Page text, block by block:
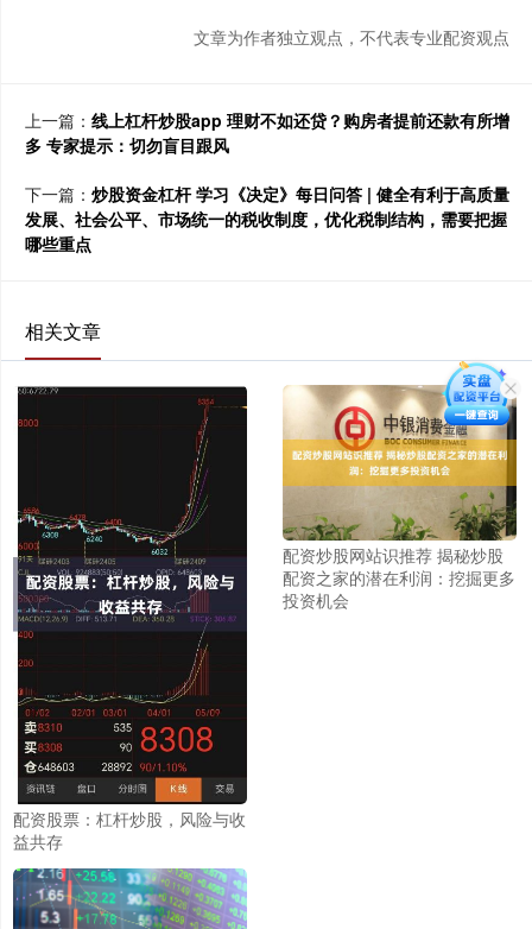
文章为作者独立观点，不代表专业配资观点
上一篇： 线上杠杆炒股app 理财不如还贷？购房者提前还款有所增
多 专家提示：切勿盲目跟风
下一篇： 炒股资金杠杆 学习《决定》每日问答 | 健全有利于高质量
发展、社会公平、市场统一的税收制度，优化税制结构，需要把握
哪些重点
相关文章
配资股票：杠杆炒股，风险与收
益共存
配资炒股网站识推荐 揭秘炒股
配资之家的潜在利润：挖掘更多
投资机会